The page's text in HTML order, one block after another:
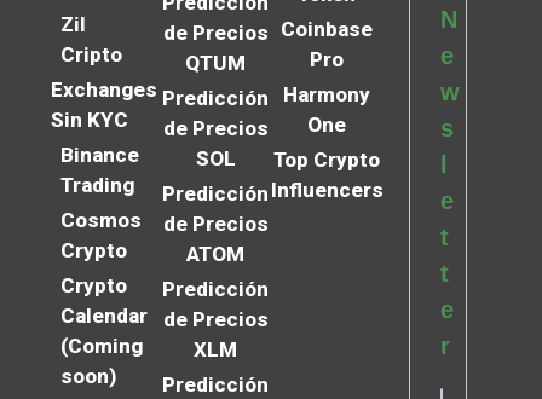
Zil
Cripto
Exchanges
Sin KYC
Binance
Trading
Cosmos
Crypto
Crypto
Calendar
(Coming
soon)
de Precios
QTUM
Predicción
de Precios
SOL
Predicción
de Precios
ATOM
Predicción
de Precios
XLM
Predicción
Coinbase
Pro
Harmony
One
Top Crypto
Influencers
N
e
w
s
e
t
t
e
r